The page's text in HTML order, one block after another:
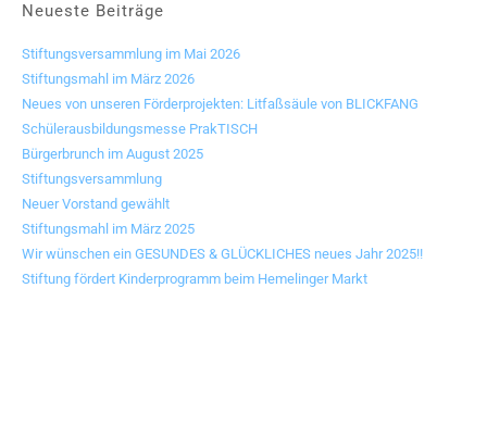
Neueste Beiträge
Stiftungsversammlung im Mai 2026
Stiftungsmahl im März 2026
Neues von unseren Förderprojekten: Litfaßsäule von BLICKFANG
Schülerausbildungsmesse PrakTISCH
Bürgerbrunch im August 2025
Stiftungsversammlung
Neuer Vorstand gewählt
Stiftungsmahl im März 2025
Wir wünschen ein GESUNDES & GLÜCKLICHES neues Jahr 2025!!
Stiftung fördert Kinderprogramm beim Hemelinger Markt